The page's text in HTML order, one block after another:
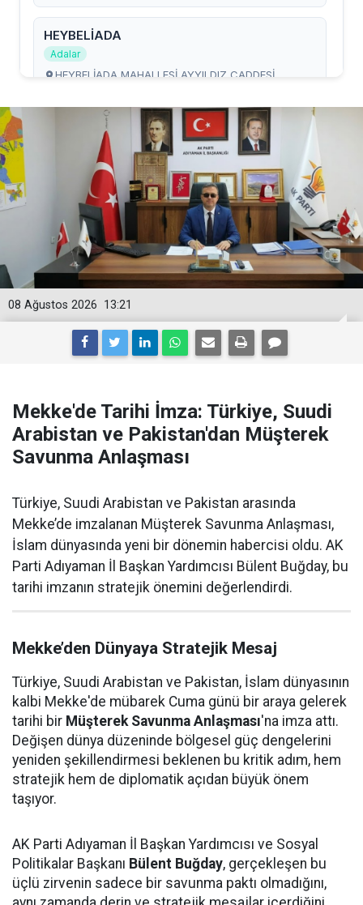
13:21
08 Ağustos 2026
Mekke'de Tarihi İmza: Türkiye, Suudi
Arabistan ve Pakistan'dan Müşterek
Savunma Anlaşması
Türkiye, Suudi Arabistan ve Pakistan arasında
Mekke’de imzalanan Müşterek Savunma Anlaşması,
İslam dünyasında yeni bir dönemin habercisi oldu. AK
Parti Adıyaman İl Başkan Yardımcısı Bülent Buğday, bu
tarihi imzanın stratejik önemini değerlendirdi.
Mekke’den Dünyaya Stratejik Mesaj
Türkiye, Suudi Arabistan ve Pakistan, İslam dünyasının
kalbi Mekke'de mübarek Cuma günü bir araya gelerek
tarihi bir Müşterek Savunma Anlaşması'na imza attı.
Değişen dünya düzeninde bölgesel güç dengelerini
yeniden şekillendirmesi beklenen bu kritik adım, hem
stratejik hem de diplomatik açıdan büyük önem
taşıyor.
AK Parti Adıyaman İl Başkan Yardımcısı ve Sosyal
Politikalar Başkanı Bülent Buğday, gerçekleşen bu
üçlü zirvenin sadece bir savunma paktı olmadığını,